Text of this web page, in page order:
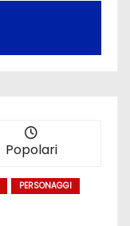
Popolari
PERSONAGGI